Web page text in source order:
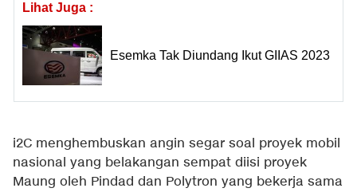
Lihat Juga :
Esemka Tak Diundang Ikut GIIAS 2023
i2C menghembuskan angin segar soal proyek mobil
nasional yang belakangan sempat diisi proyek
Maung oleh Pindad dan Polytron yang bekerja sama